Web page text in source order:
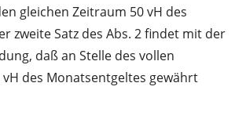
gleichen Zeitraum 50 vH des
zweite Satz des Abs. 2 findet mit der
daß an Stelle des vollen
des Monatsentgeltes gewährt